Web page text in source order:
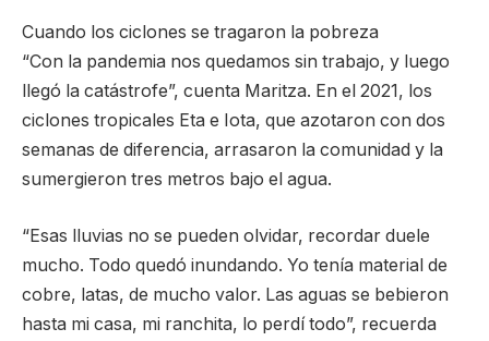
Cuando los ciclones se tragaron la pobreza
“Con la pandemia nos quedamos sin trabajo, y luego
llegó la catástrofe”, cuenta Maritza. En el 2021, los
ciclones tropicales Eta e Iota, que azotaron con dos
semanas de diferencia, arrasaron la comunidad y la
sumergieron tres metros bajo el agua.
“Esas lluvias no se pueden olvidar, recordar duele
mucho. Todo quedó inundando. Yo tenía material de
cobre, latas, de mucho valor. Las aguas se bebieron
hasta mi casa, mi ranchita, lo perdí todo”, recuerda